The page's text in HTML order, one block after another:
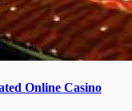
Online Casino